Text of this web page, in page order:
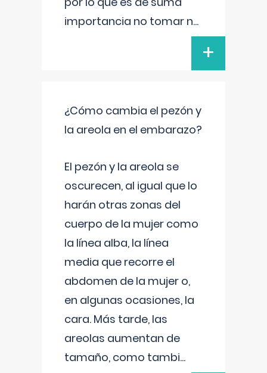
importancia no tomar n...
+
¿Cómo cambia el pezón y
la areola en el embarazo?
El pezón y la areola se
oscurecen, al igual que lo
harán otras zonas del
cuerpo de la mujer como
la línea alba, la línea
media que recorre el
abdomen de la mujer o,
en algunas ocasiones, la
cara. Más tarde, las
areolas aumentan de
tamaño, como tambi...